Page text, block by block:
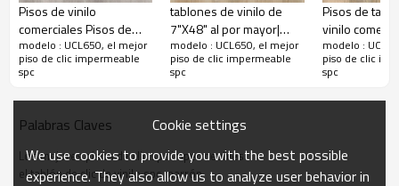
Pisos de vinilo
comerciales Pisos de
tablones de vinilo
desplegables SPC | Estilo
sensato Diseño
innovador Costo
asequible UCL 8022
modelo : UCL650, el mejor
piso de clic impermeable
spc
tablones de vinilo de
7"X48" al por mayor|
Ultrasuperficie
resistente al calor
UCL10479| tablón de
vinilo de lujo
modelo : UCL650, el mejor
piso de clic impermeable
spc
Pisos de
vinilo
de madera
lujo | Núcleo
suela a
modelo :
piso de clic
spc
Palabras Claves
Los mejores pisos de clic spc impermeables
el tablón de clic de vinilo spc marrón
Cookie settings
We use cookies to provide you with the best possible
experience. They also allow us to analyze user behavior in